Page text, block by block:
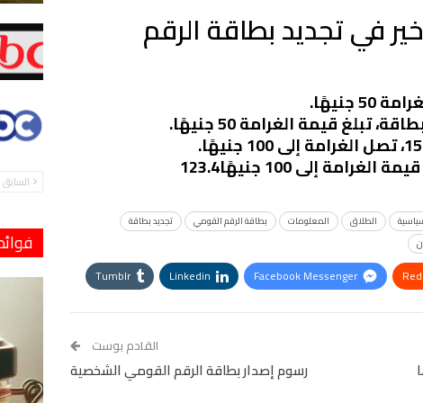
في تجديد بطاقة الرقم
قيمة الغرامة 50 جنيهًا.
إلى 100 جنيهًا123.4
الطلاق المعلومات بطاقة الرقم القومي
تجديد بطاقة
Facebook Messenger
Linkedin
Tumblr
القادم بوست
رسوم إصدار بطاقة الرقم القومي الشخصية
السابق